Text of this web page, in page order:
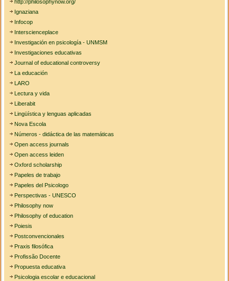
http://philosophynow.org/
Ignaziana
Infocop
Interscienceplace
Investigación en psicología - UNMSM
Investigaciones educativas
Journal of educational controversy
La educación
LARO
Lectura y vida
Liberabit
Lingüística y lenguas aplicadas
Nova Escola
Números - didáctica de las matemáticas
Open access journals
Open access leiden
Oxford scholarship
Papeles de trabajo
Papeles del Psicologo
Perspectivas - UNESCO
Philosophy now
Philosophy of education
Poiesis
Postconvencionales
Praxis filosófica
Profissão Docente
Propuesta educativa
Psicologia escolar e educacional